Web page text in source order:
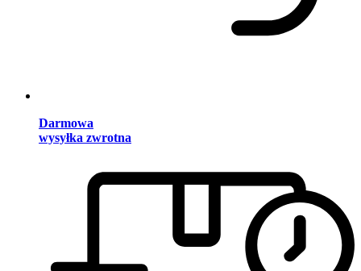
Darmowa
wysyłka zwrotna